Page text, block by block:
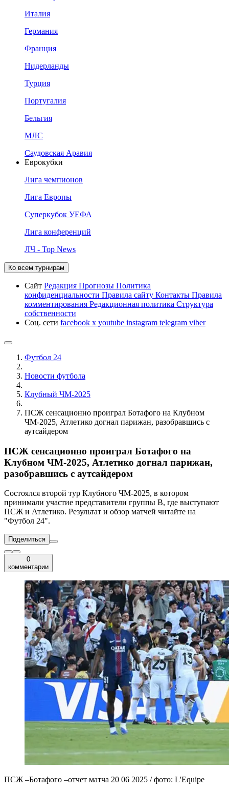
Италия
Германия
Франция
Нидерланды
Турция
Португалия
Бельгия
МЛС
Саудовская Аравия
Еврокубки
Лига чемпионов
Лига Европы
Суперкубок УЕФА
Лига конференций
ЛЧ - Top News
Ко всем турнирам
Сайт Редакция Прогнозы Политика
конфиденциальности Правила сайту Контакты Правила
комментирования Редакционная политика Структура
собственности
Соц. сети facebook x youtube instagram telegram viber
Футбол 24
Новости футбола
Клубный ЧМ-2025
ПСЖ сенсационно проиграл Ботафого на Клубном
ЧМ-2025, Атлетико догнал парижан, разобравшись с
аутсайдером
ПСЖ сенсационно проиграл Ботафого на
Клубном ЧМ-2025, Атлетико догнал парижан,
разобравшись с аутсайдером
Состоялся второй тур Клубного ЧМ-2025, в котором
принимали участие представители группы B, где выступают
ПСЖ и Атлетико. Результат и обзор матчей читайте на
"Футбол 24".
Поделиться
0
комментарии
ПСЖ –Ботафого –отчет матча 20 06 2025 / фото: L'Equipe